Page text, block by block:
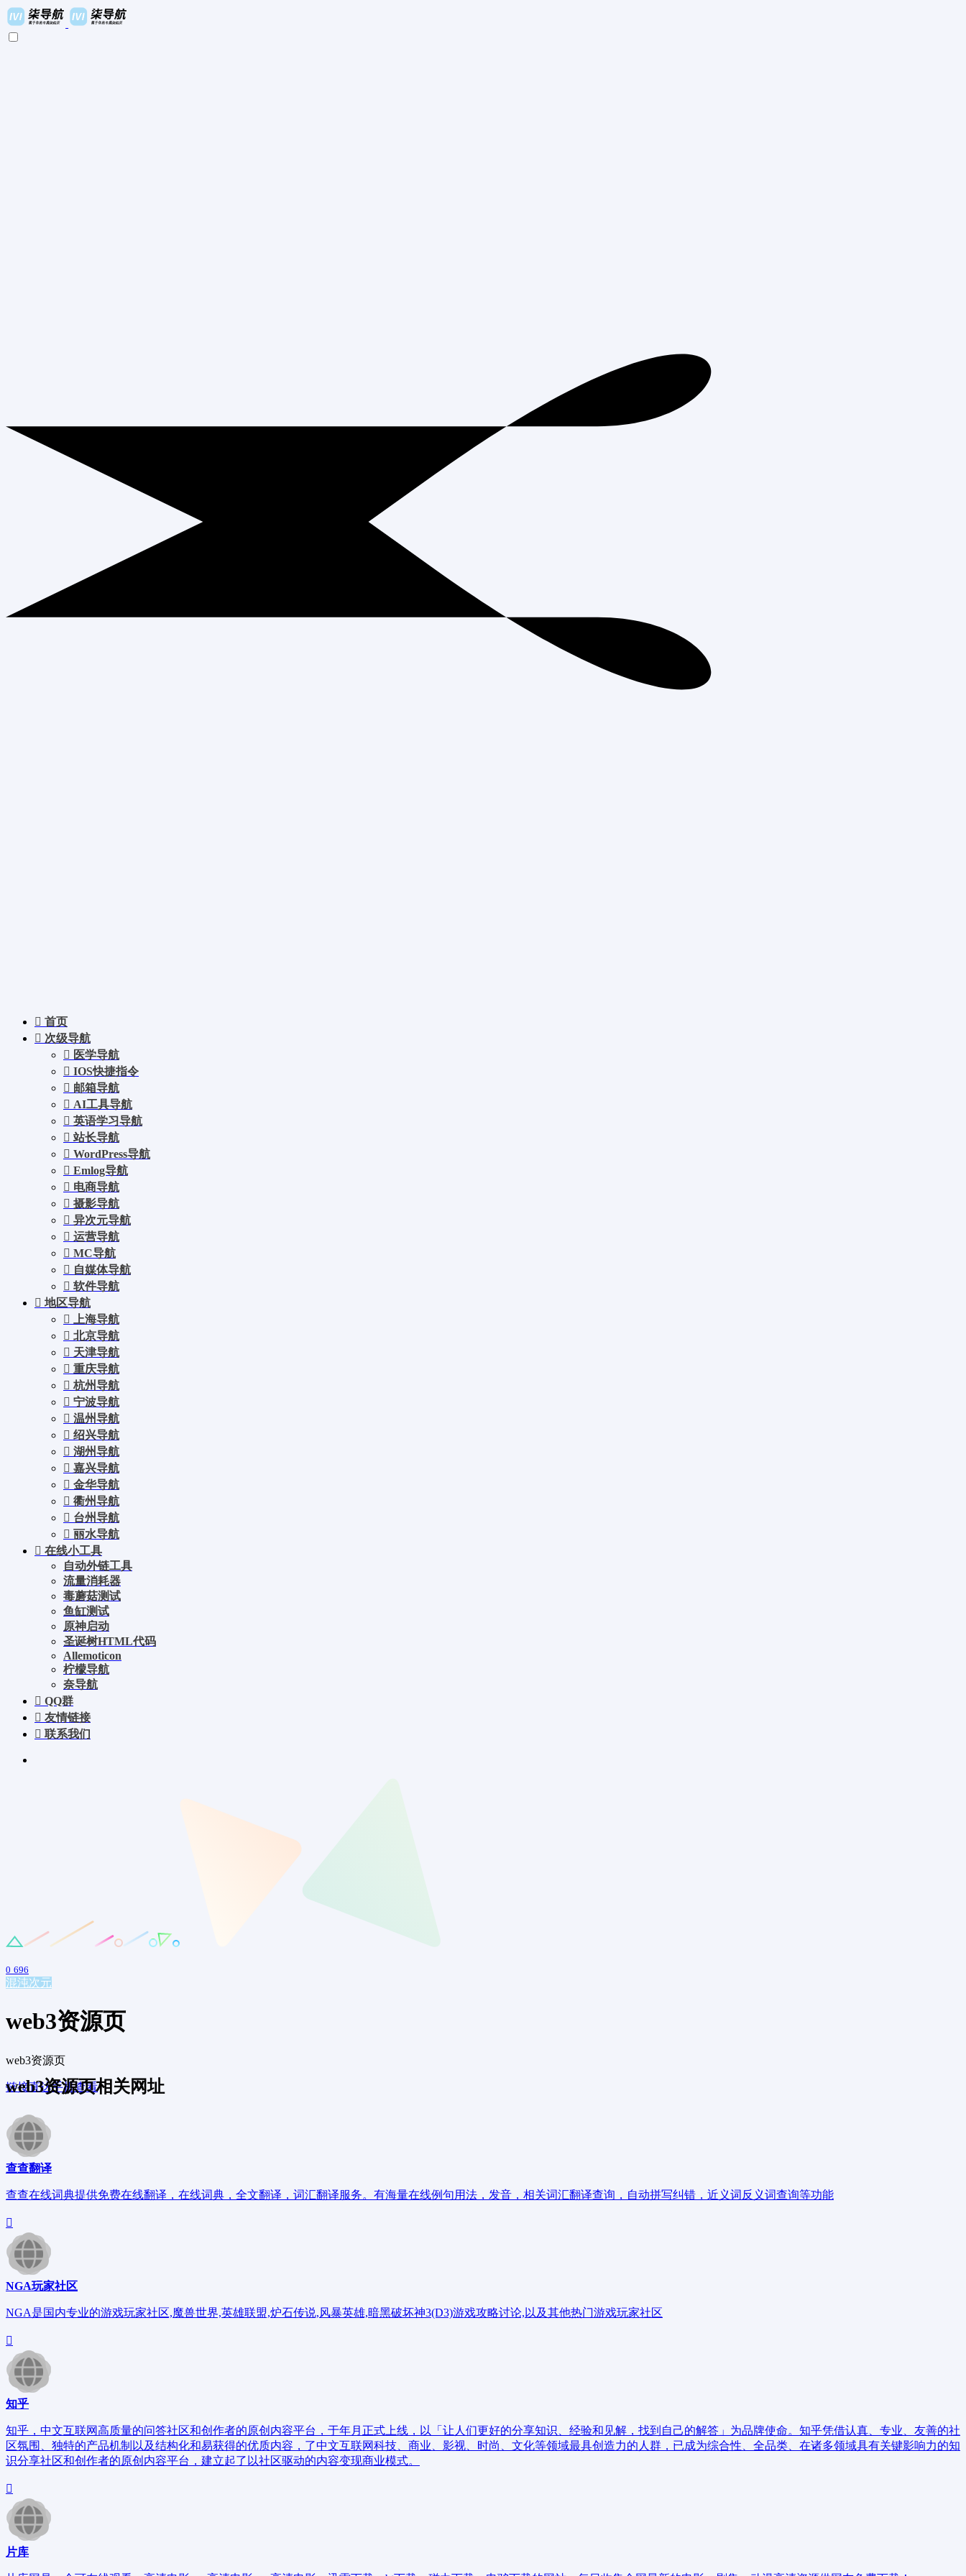
首页
次级导航
医学导航
IOS快捷指令
邮箱导航
AI工具导航
英语学习导航
站长导航
WordPress导航
Emlog导航
电商导航
摄影导航
异次元导航
运营导航
MC导航
自媒体导航
软件导航
地区导航
上海导航
北京导航
天津导航
重庆导航
杭州导航
宁波导航
温州导航
绍兴导航
湖州导航
嘉兴导航
金华导航
衢州导航
台州导航
丽水导航
在线小工具
自动外链工具
流量消耗器
毒蘑菇测试
鱼缸测试
原神启动
圣诞树HTML代码
Allemoticon
柠檬导航
奈导航
QQ群
友情链接
联系我们
0 696
混沌次元
web3资源页
web3资源页
链接直达手机查看
web3资源页相关网址
查查翻译
查查在线词典提供免费在线翻译，在线词典，全文翻译，词汇翻译服务。有海量在线例句用法，发音，相关词汇翻译查询，自动拼写纠错，近义词反义词查询等功能
NGA玩家社区
NGA是国内专业的游戏玩家社区,魔兽世界,英雄联盟,炉石传说,风暴英雄,暗黑破坏神3(D3)游戏攻略讨论,以及其他热门游戏玩家社区
知乎
知乎，中文互联网高质量的问答社区和创作者的原创内容平台，于年月正式上线，以「让人们更好的分享知识、经验和见解，找到自己的解答」为品牌使命。知乎凭借认真、专业、友善的社
区氛围、独特的产品机制以及结构化和易获得的优质内容，了中文互联网科技、商业、影视、时尚、文化等领域最具创造力的人群，已成为综合性、全品类、在诸多领域具有关键影响力的知
识分享社区和创作者的原创内容平台，建立起了以社区驱动的内容变现商业模式。
片库